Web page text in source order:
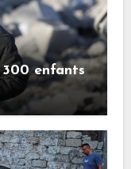
300 enfants